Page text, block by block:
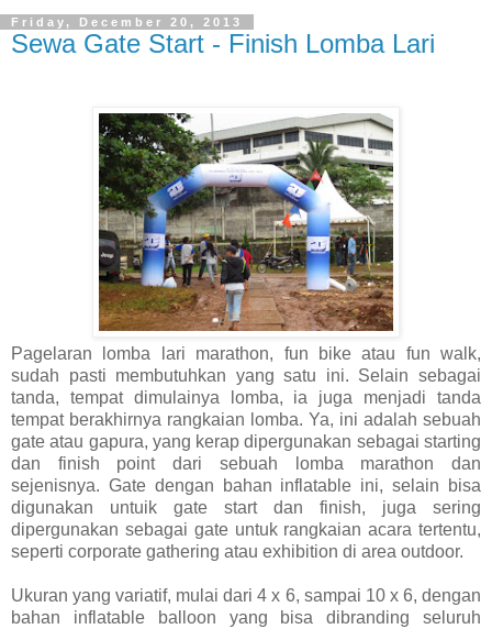
Friday, December 20, 2013
Sewa Gate Start - Finish Lomba Lari
Pagelaran lomba lari marathon, fun bike atau fun walk,
sudah pasti membutuhkan yang satu ini. Selain sebagai
tanda, tempat dimulainya lomba, ia juga menjadi tanda
tempat berakhirnya rangkaian lomba. Ya, ini adalah sebuah
gate atau gapura, yang kerap dipergunakan sebagai starting
dan finish point dari sebuah lomba marathon dan
sejenisnya. Gate dengan bahan inflatable ini, selain bisa
digunakan untuik gate start dan finish, juga sering
dipergunakan sebagai gate untuk rangkaian acara tertentu,
seperti corporate gathering atau exhibition di area outdoor.
Ukuran yang variatif, mulai dari 4 x 6, sampai 10 x 6, dengan
bahan inflatable balloon yang bisa dibranding seluruh